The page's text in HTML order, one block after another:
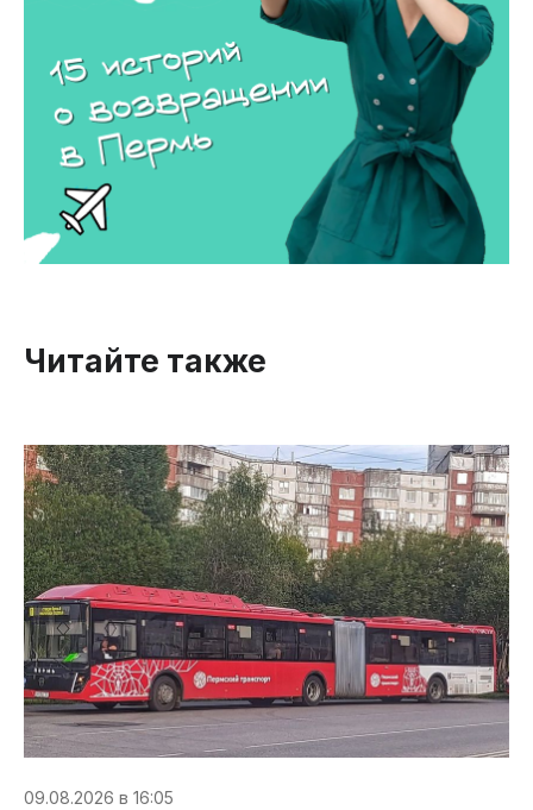
Читайте также
09.08.2026 в 16:05